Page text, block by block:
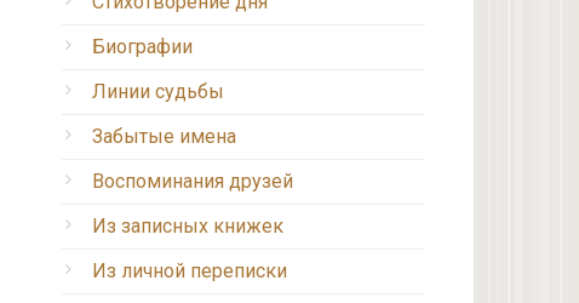
Биографии
Линии судьбы
Забытые имена
Воспоминания друзей
Из записных книжек
Из личной переписки